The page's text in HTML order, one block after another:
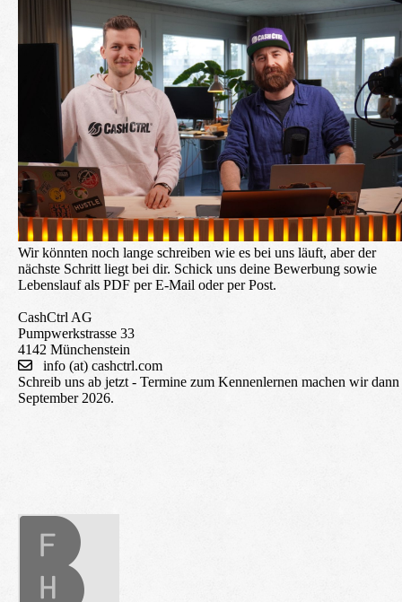
Wir könnten noch lange schreiben wie es bei uns läuft, aber der
nächste Schritt liegt bei dir. Schick uns deine Bewerbung sowie
Lebenslauf als PDF per E-Mail oder per Post.
CashCtrl AG
Pumpwerkstrasse 33
4142 Münchenstein
info (at) cashctrl.com
Schreib uns ab jetzt - Termine zum Kennenlernen machen wir dann
September 2026.